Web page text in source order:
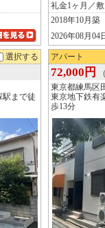
礼金1ヶ月／
2018年10月築
2026年08月04
選択する
駅まで徒
アパート
72,000円
東京都練馬区
東京地下鉄有
歩13分